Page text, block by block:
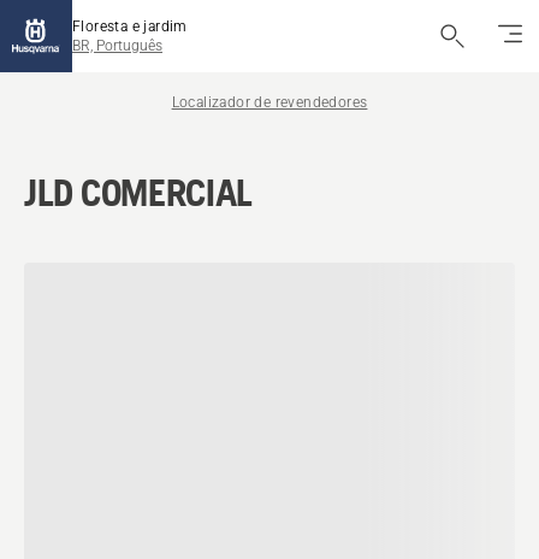
Floresta e jardim
BR, Português
Localizador de revendedores
JLD COMERCIAL